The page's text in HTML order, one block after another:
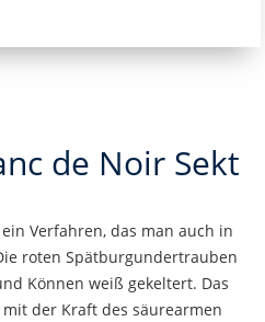
de Noir Sekt
Verfahren, das man auch in
roten Spätburgundertrauben
Können weiß gekeltert. Das
der Kraft des säurearmen